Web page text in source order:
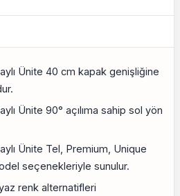
Ünite 40 cm kapak genişliğine
Ünite 90° açılıma sahip sol yön
Ünite Tel, Premium, Unique
seçenekleriyle sunulur.
renk alternatifleri